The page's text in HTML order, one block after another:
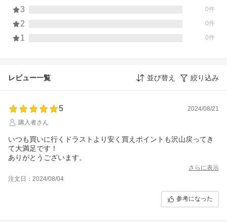
3 0件
2 0件
1 0件
レビュー一覧 並び替え 絞り込み
5
2024/08/21
購入者さん
いつも買いに行くドラストより安く買えポイントも沢山戻ってき
て大満足です！
ありがとうございます。
さらに表示
注文日：2024/08/04
参考になった